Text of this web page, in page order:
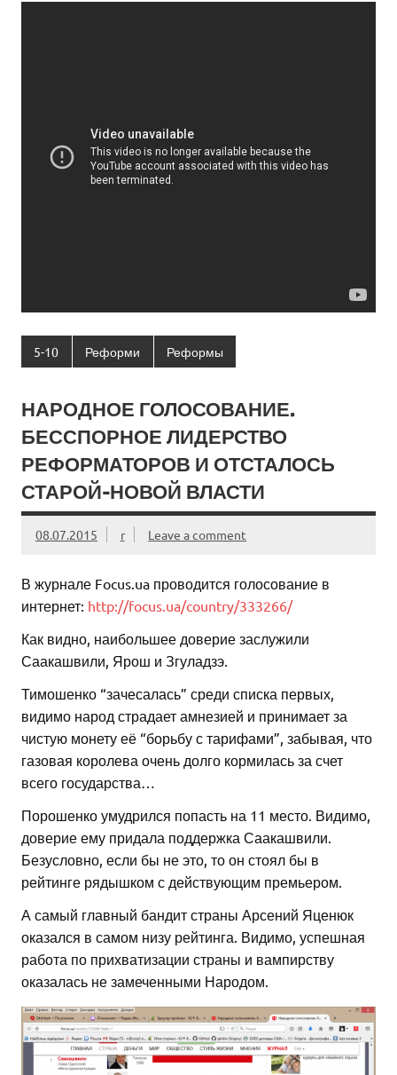
5-10 Реформи Реформы
НАРОДНОЕ ГОЛОСОВАНИЕ.
БЕССПОРНОЕ ЛИДЕРСТВО
РЕФОРМАТОРОВ И ОТСТАЛОСЬ
СТАРОЙ-НОВОЙ ВЛАСТИ
08.07.2015 r Leave a comment
В журнале Focus.ua проводится голосование в
интернет: http://focus.ua/country/333266/
Как видно, наибольшее доверие заслужили
Саакашвили, Ярош и Згуладзэ.
Тимошенко “зачесалась” среди списка первых,
видимо народ страдает амнезией и принимает за
чистую монету её “борьбу с тарифами”, забывая, что
газовая королева очень долго кормилась за счет
всего государства…
Порошенко умудрился попасть на 11 место. Видимо,
доверие ему придала поддержка Саакашвили.
Безусловно, если бы не это, то он стоял бы в
рейтинге рядышком с действующим премьером.
А самый главный бандит страны Арсений Яценюк
оказался в самом низу рейтинга. Видимо, успешная
работа по прихватизации страны и вампирству
оказалась не замеченными Народом.